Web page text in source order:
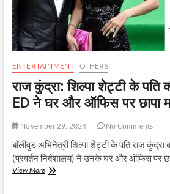
ENTERTAINMENT OTHERS
राज कुंद्रा: शिल्पा शेट्टी के पति
ED ने घर और ऑफिस पर छापा
November 29, 2024 No Comments
बॉलीवुड अभिनेत्री शिल्पा शेट्टी के पति राज
(प्रवर्तन निदेशालय) ने उनके घर और ऑफिस पर
View Moreराज